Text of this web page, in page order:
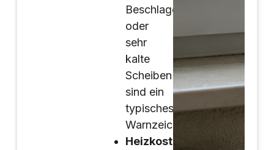
Beschlagene
oder
sehr
kalte
Scheiben
sind ein
typisches
Warnzeichen
Heizkosten